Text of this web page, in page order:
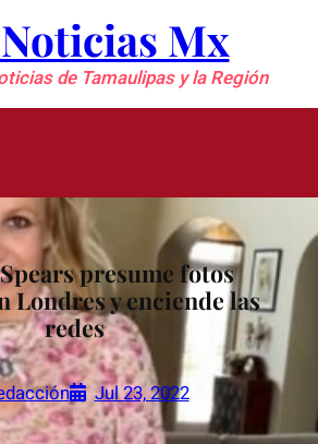
Mx
de Tamaulipas y la Región
presume fotos
Londres y enciende las
redes
Jul 23, 2022